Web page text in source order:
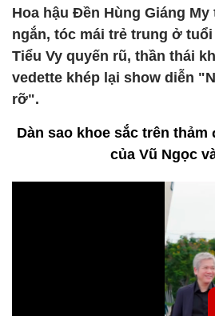
Hoa hậu Đền Hùng Giáng
ngắn, tóc mái trẻ trung ở tuổi
Tiểu Vy quyến rũ, thần thái
vedette khép lại show diễn
rỡ".
Dàn sao khoe sắc trên
của Vũ Ngọc